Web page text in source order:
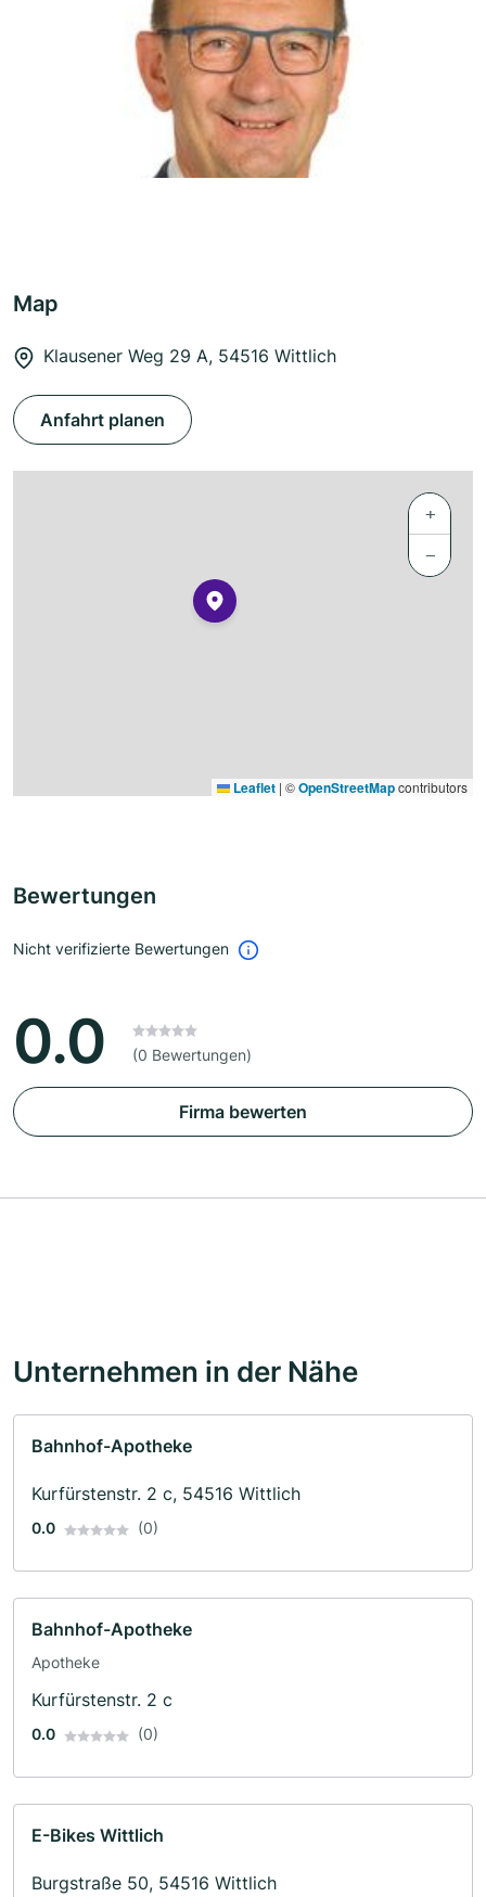
Map
Klausener Weg 29 A, 54516 Wittlich
Anfahrt planen
+
−
Leaflet | ©OpenStreetMapcontributors
Bewertungen
Nicht verifizierte Bewertungen
0.0 (0 Bewertungen)
Firma bewerten
Unternehmen in der Nähe
Bahnhof-Apotheke
Kurfürstenstr. 2 c, 54516 Wittlich
0.0 (0)
Bahnhof-Apotheke
Apotheke
Kurfürstenstr. 2 c
0.0 (0)
E-Bikes Wittlich
Burgstraße 50, 54516 Wittlich